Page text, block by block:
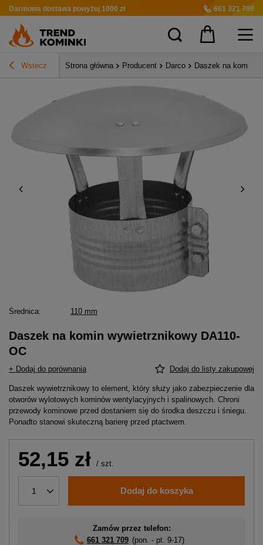
Darmowa dostawa powyżej 1000 zł 661 321 709
Wstecz Strona główna Producent Darco Daszek na komin
Średnica 110 mm
Daszek na komin wywietrznikowy DA110-
OC
+ Dodaj do porównania Dodaj do listy zakupowej
Daszek wywietrznikowy to element, który służy jako zabezpieczenie dla
otworów wylotowych kominów wentylacyjnych i spalinowych. Chroni
przewody kominowe przed dostaniem się do środka deszczu i śniegu.
Ponadto stanowi skuteczną barierę przed ptactwem.
52,15 zł / szt.
1 Dodaj do koszyka
Zamów przez telefon:
661 321 709 (pon. - pt. 9-17)